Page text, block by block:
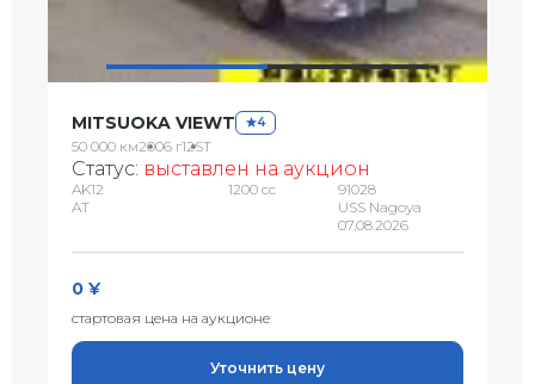
MITSUOKA VIEWT 4
50 000 км2006 г12ST
Статус: выставлен на аукцион
AK12
AT
1200 сс
91028
USS Nagoya
07.08.2026
0 ¥
стартовая цена на аукционе
Уточнить цену